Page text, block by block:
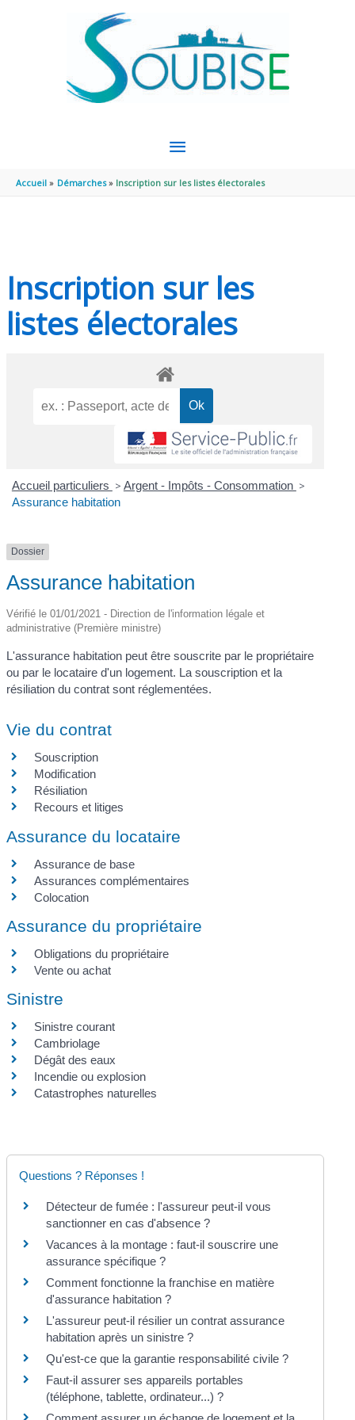
MENU
PRINCIPAL
Accueil Démarches Inscription sur les listes électorales
Inscription sur les
listes électorales
Accueil particuliers > Argent - Impôts - Consommation >
Assurance habitation
Dossier
Assurance habitation
Vérifié le 01/01/2021 - Direction de l'information légale et
administrative (Première ministre)
L'assurance habitation peut être souscrite par le propriétaire
ou par le locataire d'un logement. La souscription et la
résiliation du contrat sont réglementées.
Vie du contrat
Souscription
Modification
Résiliation
Recours et litiges
Assurance du locataire
Assurance de base
Assurances complémentaires
Colocation
Assurance du propriétaire
Obligations du propriétaire
Vente ou achat
Sinistre
Sinistre courant
Cambriolage
Dégât des eaux
Incendie ou explosion
Catastrophes naturelles
Questions ? Réponses !
Détecteur de fumée : l'assureur peut-il vous
sanctionner en cas d'absence ?
Vacances à la montage : faut-il souscrire une
assurance spécifique ?
Comment fonctionne la franchise en matière
d'assurance habitation ?
L'assureur peut-il résilier un contrat assurance
habitation après un sinistre ?
Qu'est-ce que la garantie responsabilité civile ?
Faut-il assurer ses appareils portables
(téléphone, tablette, ordinateur...) ?